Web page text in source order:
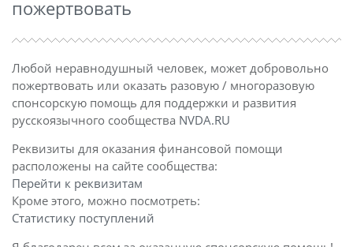
пожертвовать
Любой неравнодушный человек, может добровольно
пожертвовать или оказать разовую / многоразовую
спонсорскую помощь для поддержки и развития
русскоязычного сообщества NVDA.RU
Реквизиты для оказания финансовой помощи
расположены на сайте сообщества:
Перейти к реквизитам
Кроме этого, можно посмотреть:
Статистику поступлений